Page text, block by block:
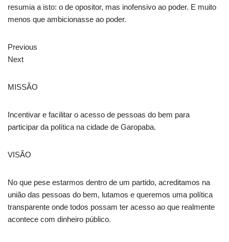
resumia a isto: o de opositor, mas inofensivo ao poder. E muito
menos que ambicionasse ao poder.
Previous
Next
MISSÃO
Incentivar e facilitar o acesso de pessoas do bem para
participar da política na cidade de Garopaba.
VISÃO
No que pese estarmos dentro de um partido, acreditamos na
união das pessoas do bem, lutamos e queremos uma política
transparente onde todos possam ter acesso ao que realmente
acontece com dinheiro público.